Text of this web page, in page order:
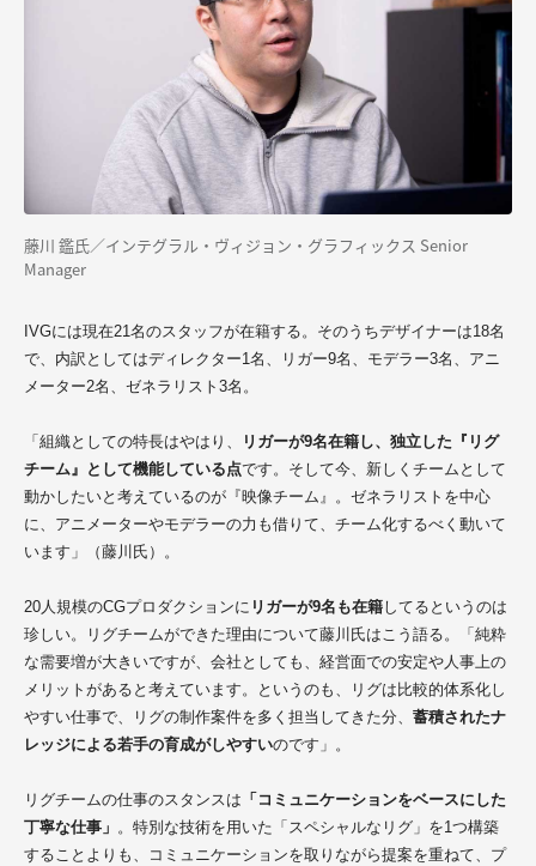
藤川 鑑氏／インテグラル・ヴィジョン・グラフィックス Senior
Manager
IVGには現在21名のスタッフが在籍する。そのうちデザイナーは18名
で、 内訳としてはディレクター1名、
リガー9名、モデラー3名、アニ
メーター2名、ゼネラリスト3名。
「組織としての特長はやはり、
リガーが9名在籍し、独立した『リグ
チーム』として機能している点です。そして今、新しくチームとして
動かしたいと考えているのが『映像チーム』。ゼネラリストを中心
に、アニメーターやモデラーの力も借りて、チーム化するべく動いて
います」（藤川氏）。
20人規模のCGプロダクションに リガーが9名も在籍してるというのは
珍しい。リグチームができた理由について藤川氏はこう語る。「純粋
な需要増が大きいですが、会社としても、経営面での安定や人事上の
メリットがあると考えています。というのも、リグは比較的体系化し
やすい仕事で、リグの制作案件を多く担当してきた分、 蓄積されたナ
レッジによる若手の育成がしやすいのです」。
リグチームの仕事のスタンスは 「コミュニケーションをベースにした
丁寧な仕事」 。特別な技術を用いた 「スペシャルなリグ」を1つ構築
することよりも 、コミュニケーションを取りながら提案を重ねて、プ